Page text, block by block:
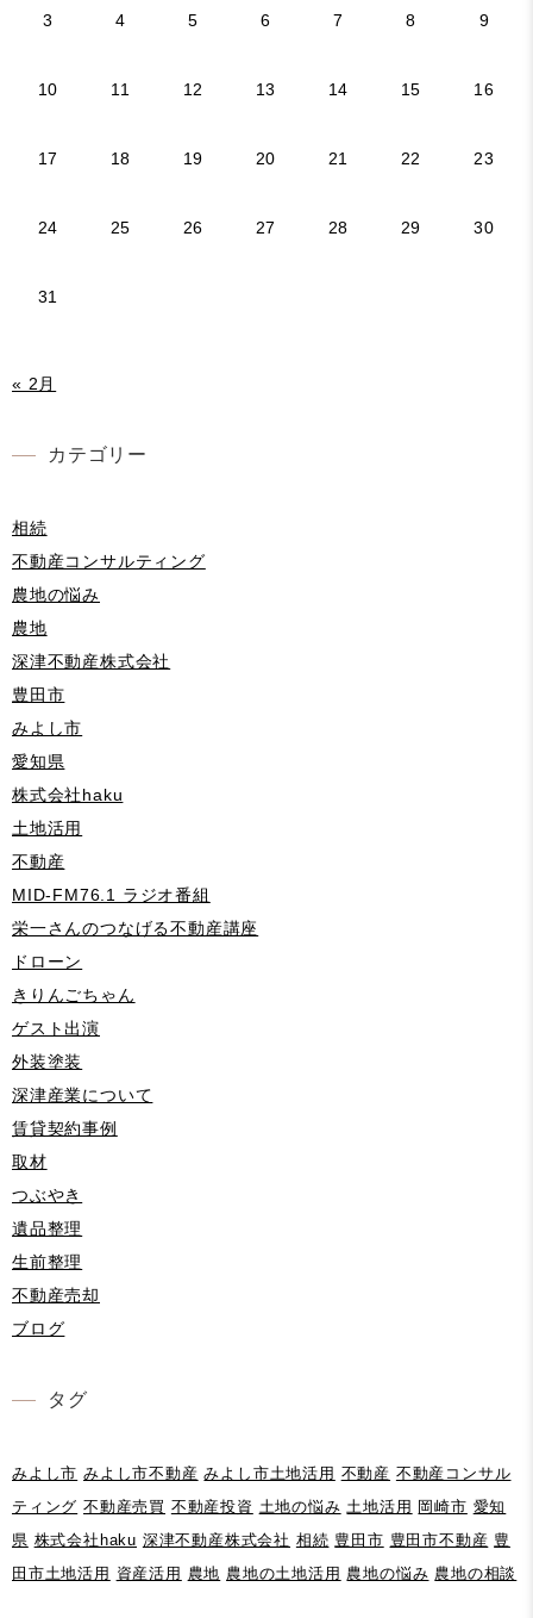
3 4 5 6 7 8 9
10 11 12 13 14 15 16
17 18 19 20 21 22 23
24 25 26 27 28 29 30
31
« 2月
カテゴリー
相続
不動産コンサルティング
農地の悩み
農地
深津不動産株式会社
豊田市
みよし市
愛知県
株式会社haku
土地活用
不動産
MID-FM76.1 ラジオ番組
栄一さんのつなげる不動産講座
ドローン
きりんごちゃん
ゲスト出演
外装塗装
深津産業について
賃貸契約事例
取材
つぶやき
遺品整理
生前整理
不動産売却
ブログ
タグ
みよし市 みよし市不動産 みよし市土地活用 不動産 不動産コンサル
ティング 不動産売買 不動産投資 土地の悩み 土地活用 岡崎市 愛知
県 株式会社haku 深津不動産株式会社 相続 豊田市 豊田市不動産 豊
田市土地活用 資産活用 農地 農地の土地活用 農地の悩み 農地の相談